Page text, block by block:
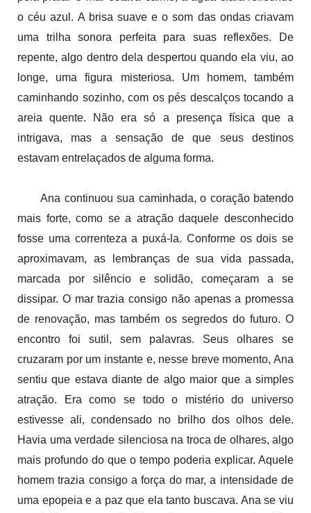
o céu azul. A brisa suave e o som das ondas criavam
uma trilha sonora perfeita para suas reflexões. De
repente, algo dentro dela despertou quando ela viu, ao
longe, uma figura misteriosa. Um homem, também
caminhando sozinho, com os pés descalços tocando a
areia quente. Não era só a presença física que a
intrigava, mas a sensação de que seus destinos
estavam entrelaçados de alguma forma.
Ana continuou sua caminhada, o coração batendo
mais forte, como se a atração daquele desconhecido
fosse uma correnteza a puxá-la. Conforme os dois se
aproximavam, as lembranças de sua vida passada,
marcada por silêncio e solidão, começaram a se
dissipar. O mar trazia consigo não apenas a promessa
de renovação, mas também os segredos do futuro. O
encontro foi sutil, sem palavras. Seus olhares se
cruzaram por um instante e, nesse breve momento, Ana
sentiu que estava diante de algo maior que a simples
atração. Era como se todo o mistério do universo
estivesse ali, condensado no brilho dos olhos dele.
Havia uma verdade silenciosa na troca de olhares, algo
mais profundo do que o tempo poderia explicar. Aquele
homem trazia consigo a força do mar, a intensidade de
uma epopeia e a paz que ela tanto buscava. Ana se viu